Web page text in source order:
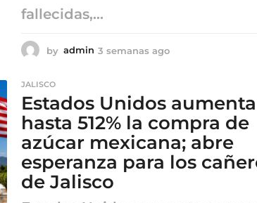
fallecidas,...
by admin 3 semanas ago
a
n
a
s
a
g
JALISCO
Estados Unidos
hasta 512% la compra de
azúcar mexicana; abre
esperanza para los
de Jalisco